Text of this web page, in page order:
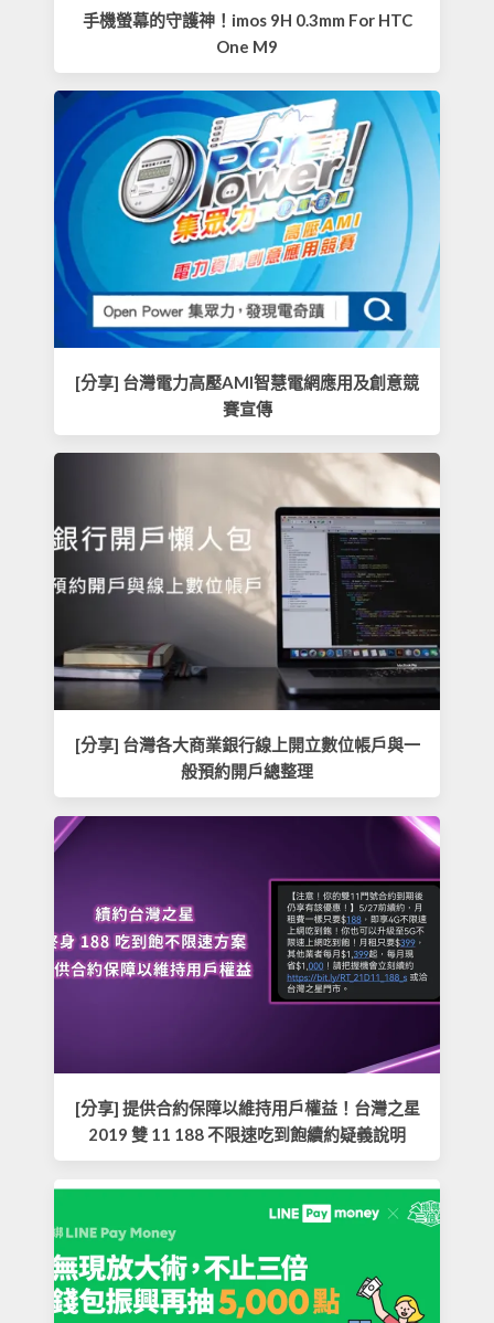
手機螢幕的守護神！imos 9H 0.3mm For HTC
One M9
[分享] 台灣電力高壓AMI智慧電網應用及創意競
賽宣傳
[分享] 台灣各大商業銀行線上開立數位帳戶與一
般預約開戶總整理
[分享] 提供合約保障以維持用戶權益！台灣之星
2019 雙 11 188 不限速吃到飽續約疑義說明